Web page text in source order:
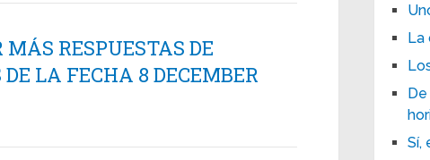
RESPUESTAS DE
LA FECHA 8 DECEMBER
La
Sí,